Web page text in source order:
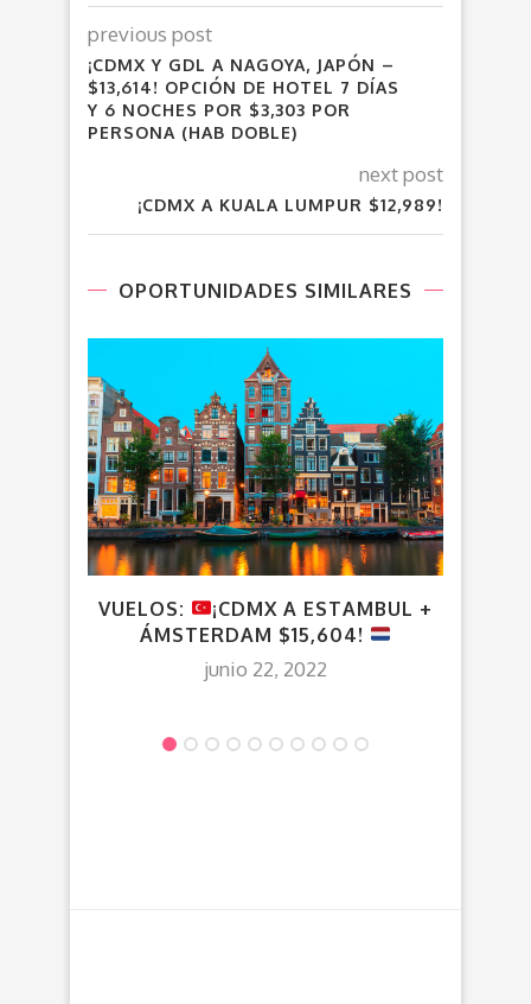
previous post
¡CDMX Y GDL A NAGOYA, JAPÓN –
$13,614! OPCIÓN DE HOTEL 7 DÍAS
Y 6 NOCHES POR $3,303 POR
PERSONA (HAB DOBLE)
next post
¡CDMX A KUALA LUMPUR $12,989!
OPORTUNIDADES SIMILARES
VUELOS:
¡CDMX A ESTAMBUL +
ÁMSTERDAM $15,604!
junio 22, 2022